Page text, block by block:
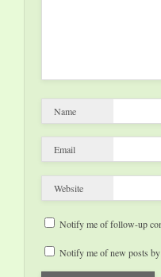
Name
Email
Website
Notify me of follow-up
Notify me of new posts by